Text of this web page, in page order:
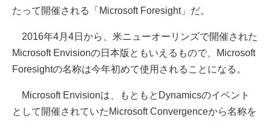
たって開催される「Microsoft Foresight」だ。
2016年4月4日から、米ニューオーリンズで開催された
Microsoft Envisionの日本版ともいえるもので、Microsoft
Foresightの名称は今年初めて使用されることになる。
Microsoft Envisionは、もともとDynamicsのイベント
として開催されていたMicrosoft Convergenceから名称を